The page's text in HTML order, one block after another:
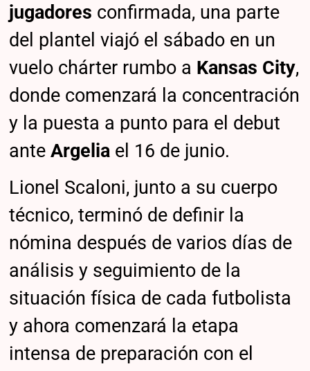
jugadores confirmada, una parte
del plantel viajó el sábado en un
vuelo chárter rumbo a Kansas City,
donde comenzará la concentración
y la puesta a punto para el debut
anteArgelia el 16 de junio.
Lionel Scaloni, junto a su cuerpo
técnico, terminó de definir la
nómina después de varios días de
análisis y seguimiento de la
situación física de cada futbolista
y ahora comenzará la etapa
intensa de preparación con el